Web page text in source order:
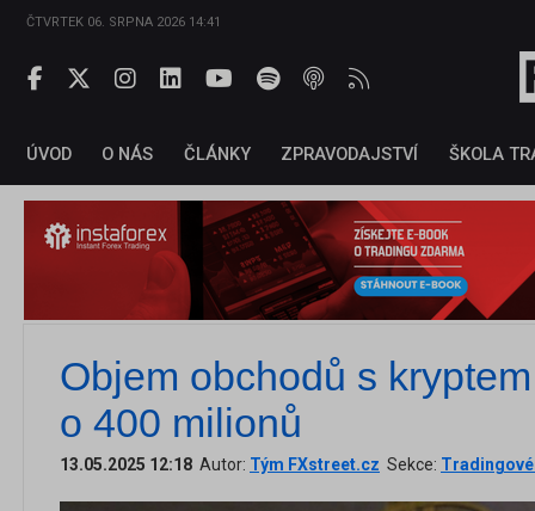
ČTVRTEK 06. SRPNA 2026 14:41
ÚVOD O NÁS ČLÁNKY ZPRAVODAJSTVÍ ŠKOLA
Objem obchodů s
o 400 milionů
13.05.2025 12:18 Autor: Tým FXstreet.cz Sekce: Tradingové